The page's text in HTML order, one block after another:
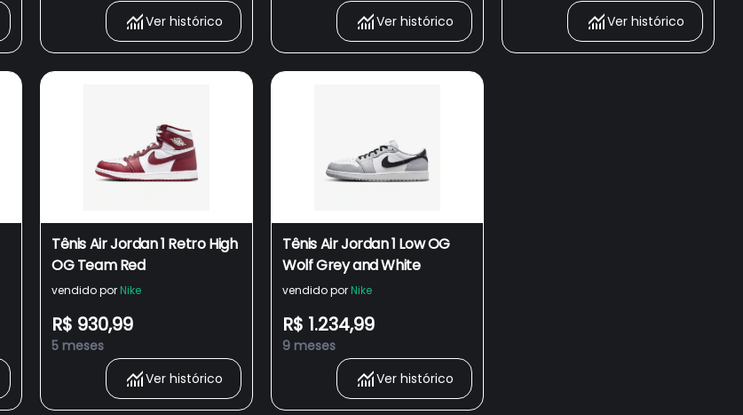
Ver histórico
Ver histórico
Ver histórico
Tênis Air Jordan 1 Retro High
OG Team Red
vendido por Nike
R$ 930,99
5 meses
Ver histórico
Tênis Air Jordan 1 Low OG
Wolf Grey and White
vendido por Nike
R$ 1.234,99
9 meses
Ver histórico